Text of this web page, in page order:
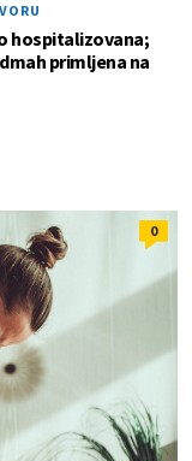
hospitalizovana;
primljena na
0